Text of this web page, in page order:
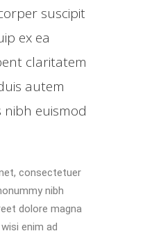
suscipit
ex ea
claritatem
autem
nibh euismod
consectetuer
nibh
dolore magna
enim ad